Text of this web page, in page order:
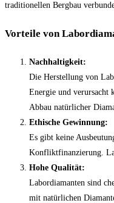
traditionellen Bergbau
Vorteile von
Nachhaltigkeit:
Die Herstellung von
Energie und verursacht
Abbau natürlicher
Ethische Gewinnung:
Es gibt keine
Konfliktfinanzierung.
Hohe Qualität:
Labordiamanten sind
mit natürlichen